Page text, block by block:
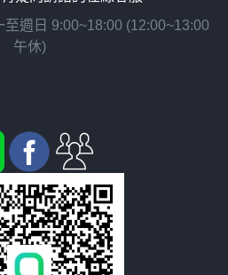
週日 9:00~18:00 (12:00~13:00
午休)